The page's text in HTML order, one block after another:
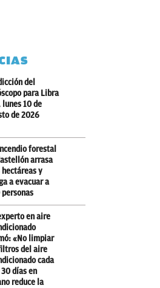
del
para Libra
lunes 10 de
de 2026
forestal
arrasa
y
a evacuar a
en aire
«No limpiar
del aire
cada
30 días en
reduce la